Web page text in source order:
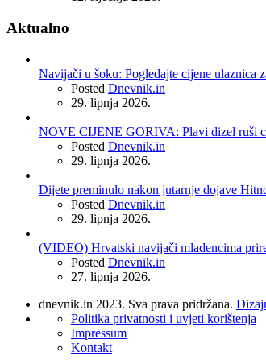
Aktualno
Navijači u šoku: Pogledajte cijene ulaznica
Posted Dnevnik.in
29. lipnja 2026.
NOVE CIJENE GORIVA: Plavi dizel ruši
Posted Dnevnik.in
29. lipnja 2026.
Dijete preminulo nakon jutarnje dojave
Posted Dnevnik.in
29. lipnja 2026.
(VIDEO) Hrvatski navijači mladencima
Posted Dnevnik.in
27. lipnja 2026.
dnevnik.in 2023. Sva prava pridržana.
Politika privatnosti i uvjeti korištenja
Impressum
Kontakt